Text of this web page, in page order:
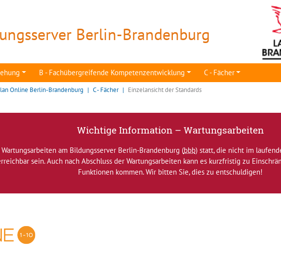
Berlin-Brandenburg
B - Fachübergreifende Kompetenzentwicklung C - Fächer
Online Berlin-Brandenburg C - Fächer Einzelansicht der Standards
Wichtige Information – Wartungsarbeiten
am Bildungsserver Berlin-Brandenburg (bbb) statt, die nicht im
sein. Auch nach Abschluss der Wartungsarbeiten kann es kurzfristig zu
Funktionen kommen. Wir bitten Sie, dies zu entschuldigen!